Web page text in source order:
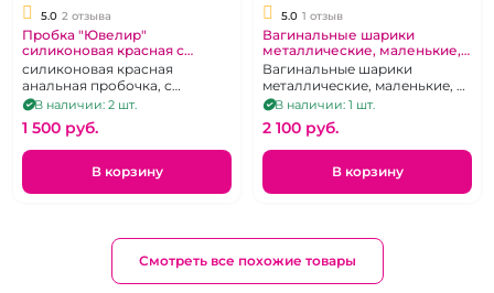
5.0 2 отзыва
Пробка "Ювелир"
силиконовая красная с
красным кристаллом S
силиконовая красная
анальная пробочка, с
красным кристаллом
В наличии: 2 шт.
1 500 pуб.
В корзину
5.0 1 отзыв
Вагинальные шарики
металлические, маленькие, в
подарочной упаковке,
прозрачной
Вагинальные шарики
металлические, маленькие, в
подарочной упаковке.
В наличии: 1 шт.
2 100 pуб.
В корзину
Смотреть все похожие товары